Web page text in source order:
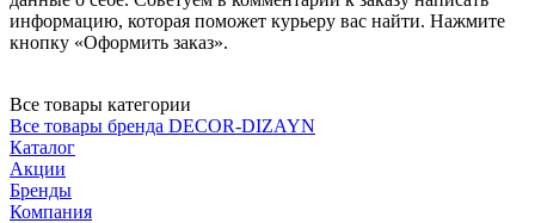
информацию, которая поможет курьеру вас найти. Нажмите
кнопку «Оформить заказ».
Все товары категории
Все товары бренда DECOR-DIZAYN
Каталог
Акции
Бренды
Компания